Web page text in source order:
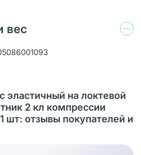
вес
эластичный на локтевой
2 кл компрессии
шт: отзывы покупателей и